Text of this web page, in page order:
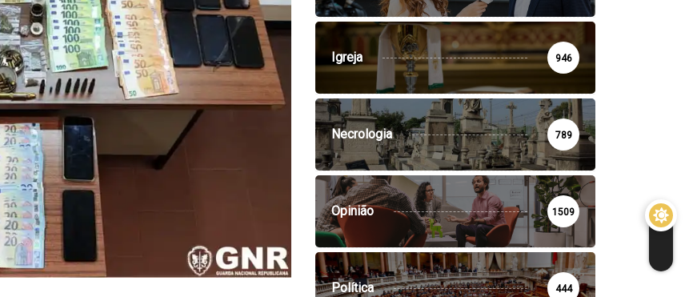
Igreja 946
Necrologia 789
Opinião 1509
Política 444